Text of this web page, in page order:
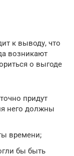
к выводу, что
возникают
о выгоде
придут
него должны
времени;
бы быть